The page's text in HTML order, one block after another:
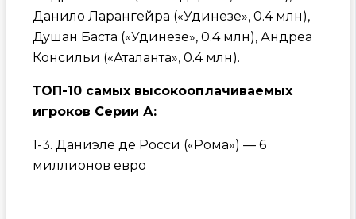
Данило Ларангейра («Удинезе», 0.4 млн),
Душан Баста («Удинезе», 0.4 млн), Андреа
Консильи («Аталанта», 0.4 млн).
ТОП-10 самых высокооплачиваемых
игроков Серии А:
1-3. Даниэле де Росси («Рома») — 6
миллионов евро